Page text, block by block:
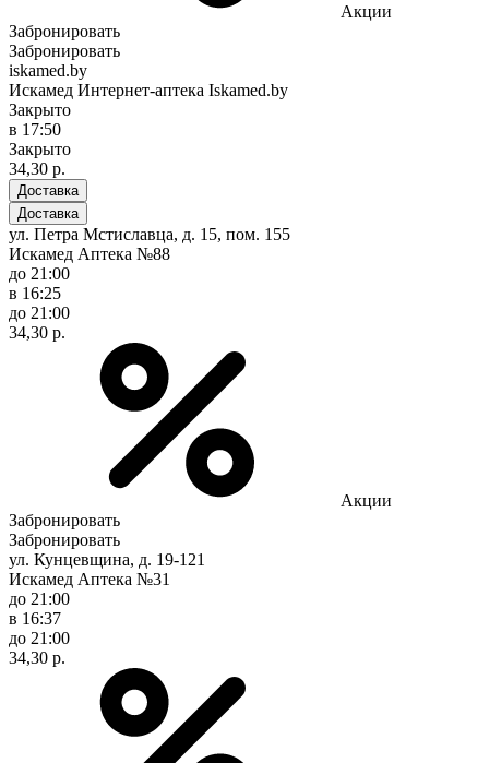
Акции
Забронировать
Забронировать
iskamed.by
Искамед Интернет-аптека Iskamed.by
Закрыто
в 17:50
Закрыто
34,30 р.
Доставка
Доставка
ул. Петра Мстиславца, д. 15, пом. 155
Искамед Аптека №88
до 21:00
в 16:25
до 21:00
34,30 р.
Акции
Забронировать
Забронировать
ул. Кунцевщина, д. 19-121
Искамед Аптека №31
до 21:00
в 16:37
до 21:00
34,30 р.